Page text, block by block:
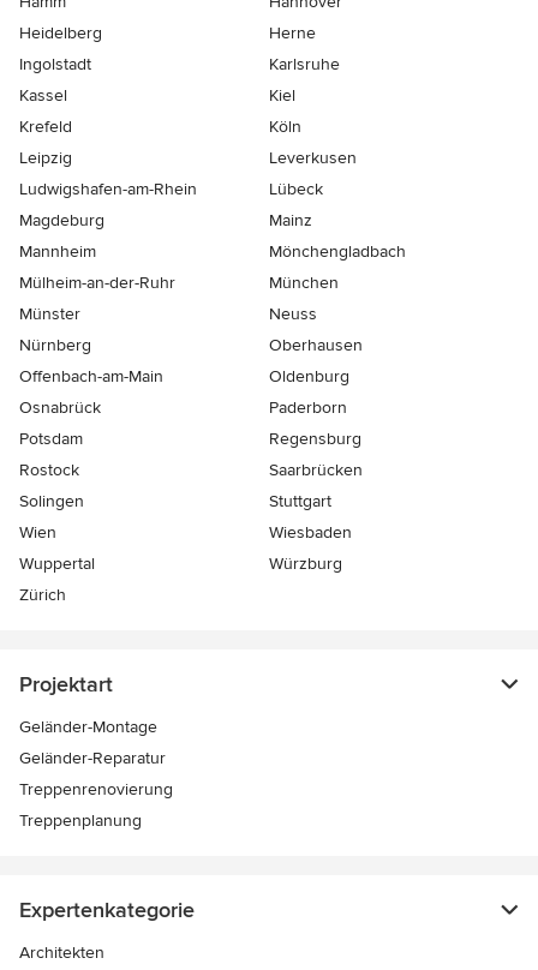
Heidelberg
Herne
Ingolstadt
Karlsruhe
Kassel
Kiel
Krefeld
Köln
Leipzig
Leverkusen
Ludwigshafen-am-Rhein
Lübeck
Magdeburg
Mainz
Mannheim
Mönchen­gladbach
Mülheim-an-der-Ruhr
München
Münster
Neuss
Nürnberg
Oberhausen
Offenbach-am-Main
Oldenburg
Osnabrück
Paderborn
Potsdam
Regensburg
Rostock
Saarbrücken
Solingen
Stuttgart
Wien
Wiesbaden
Wuppertal
Würzburg
Zürich
Projektart
Geländer-Montage
Geländer-Reparatur
Treppenrenovierung
Treppenplanung
Expertenkategorie
Architekten